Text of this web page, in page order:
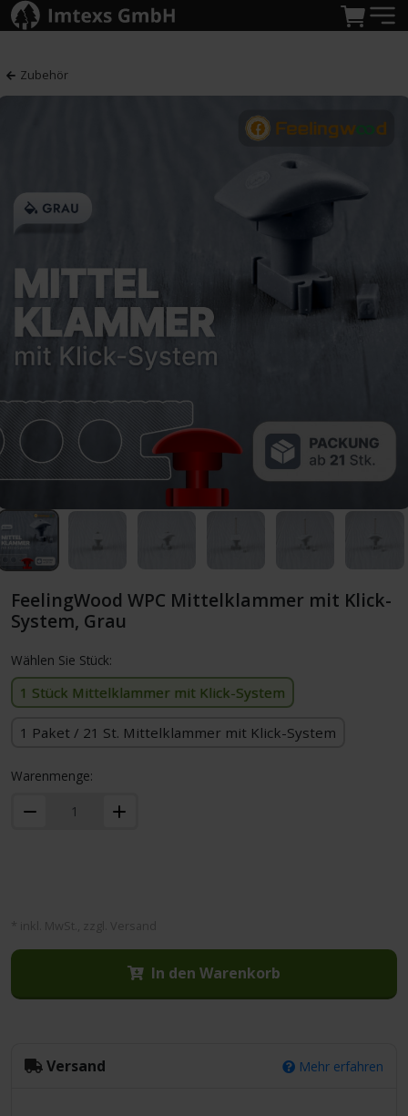
Zubehör
FeelingWood WPC Mittelklammer mit Klick-
System, Grau
Wählen Sie Stück:
1 Stück Mittelklammer mit Klick-System
1 Paket / 21 St. Mittelklammer mit Klick-System
Warenmenge:
* inkl. MwSt., zzgl. Versand
In den Warenkorb
Versand Mehr erfahren